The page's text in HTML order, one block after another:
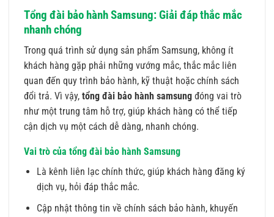
Tổng đài bảo hành Samsung: Giải đáp thắc mắc
nhanh chóng
Trong quá trình sử dụng sản phẩm Samsung, không ít
khách hàng gặp phải những vướng mắc, thắc mắc liên
quan đến quy trình bảo hành, kỹ thuật hoặc chính sách
đổi trả. Vì vậy, tổng đài bảo hành samsung đóng vai trò
như một trung tâm hỗ trợ, giúp khách hàng có thể tiếp
cận dịch vụ một cách dễ dàng, nhanh chóng.
Vai trò của tổng đài bảo hành Samsung
Là kênh liên lạc chính thức, giúp khách hàng đăng ký
dịch vụ, hỏi đáp thắc mắc.
Cập nhật thông tin về chính sách bảo hành, khuyến